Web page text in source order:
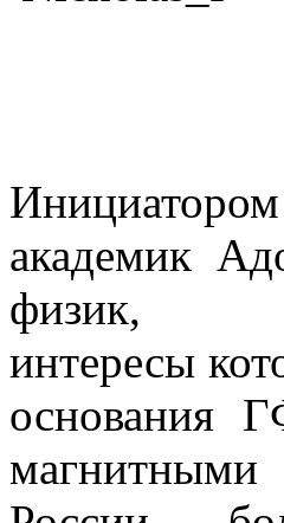
академик
интересы
основания